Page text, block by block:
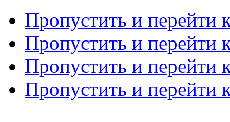
Пропустить и перейти
Пропустить и перейти
Пропустить и перейти
Пропустить и перейти